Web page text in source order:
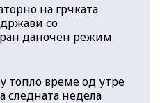
на грчката
со
даночен режим
топло време од утре
следната недела